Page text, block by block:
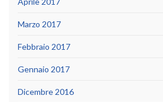
Marzo 2017
Febbraio 2017
Gennaio 2017
Dicembre 2016